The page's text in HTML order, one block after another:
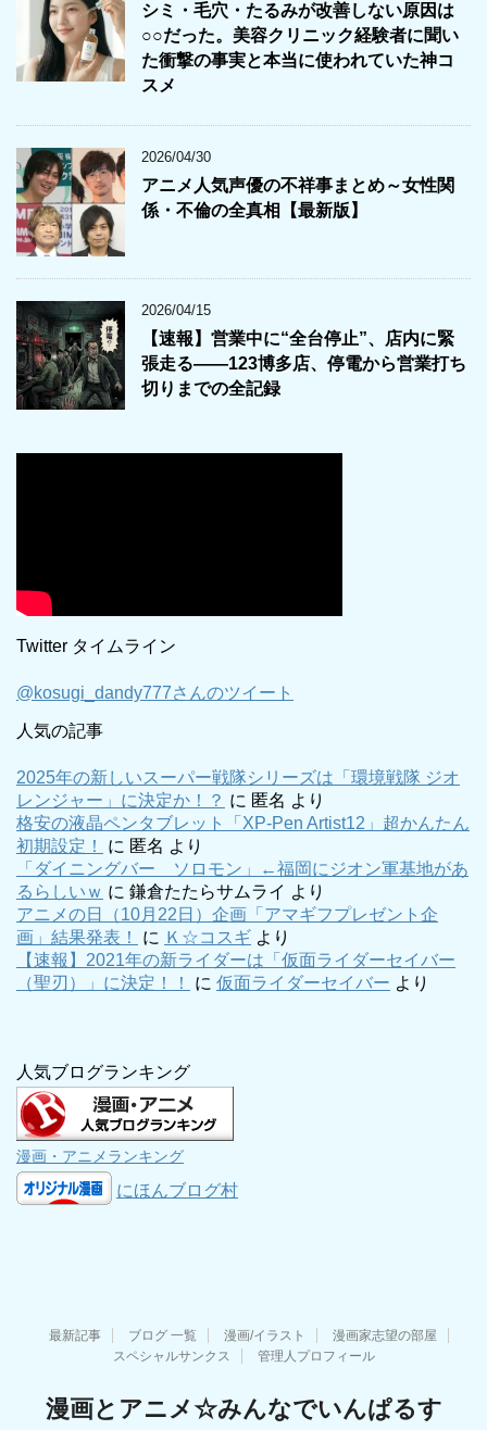
シミ・毛穴・たるみが改善しない原因は
○○だった。美容クリニック経験者に聞い
た衝撃の事実と本当に使われていた神コ
スメ
2026/04/30
アニメ人気声優の不祥事まとめ～女性関
係・不倫の全真相【最新版】
2026/04/15
【速報】営業中に“全台停止”、店内に緊
張走る――123博多店、停電から営業打ち
切りまでの全記録
Twitter タイムライン
@kosugi_dandy777さんのツイート
人気の記事
2025年の新しいスーパー戦隊シリーズは「環境戦隊 ジオ
レンジャー」に決定か！？ に 匿名 より
格安の液晶ペンタブレット「XP-Pen Artist12」超かんたん
初期設定！
に 匿名 より
「ダイニングバー ソロモン」←福岡にジオン軍基地があ
るらしいｗ に 鎌倉たたらサムライ より
アニメの日（10月22日）企画「アマギフプレゼント企
画」結果発表！
に Ｋ☆コスギ より
【速報】2021年の新ライダーは「仮面ライダーセイバー
（聖刃）」に決定！！
に 仮面ライダーセイバー より
人気ブログランキング
漫画・アニメランキング
にほんブログ村
最新記事 ブログ 一覧 漫画/イラスト
漫画家志望の部屋
スペシャルサンクス
管理人プロフィール
漫画とアニメ☆みんなでいんぱるす